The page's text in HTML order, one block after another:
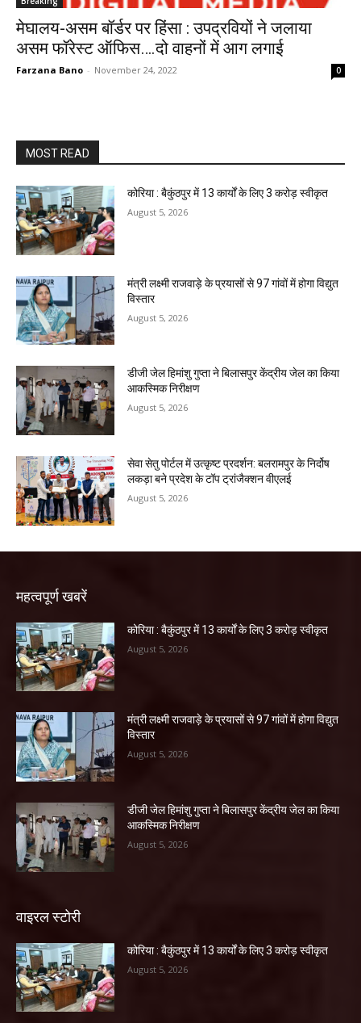
मेघालय-असम बॉर्डर पर हिंसा : उपद्रवियों ने जलाया
असम फॉरेस्ट ऑफिस….दो वाहनों में आग लगाई
Farzana Bano - November 24, 2022 0
MOST READ
कोरिया : बैकुंठपुर में 13 कार्यों के लिए 3 करोड़ स्वीकृत
August 5, 2026
मंत्री लक्ष्मी राजवाड़े के प्रयासों से 97 गांवों में होगा विद्युत
विस्तार
August 5, 2026
डीजी जेल हिमांशु गुप्ता ने बिलासपुर केंद्रीय जेल का किया
आकस्मिक निरीक्षण
August 5, 2026
सेवा सेतु पोर्टल में उत्कृष्ट प्रदर्शन: बलरामपुर के निर्दोष
लकड़ा बने प्रदेश के टॉप ट्रांजैक्शन वीएलई
August 5, 2026
महत्वपूर्ण खबरें
कोरिया : बैकुंठपुर में 13 कार्यों के लिए 3 करोड़ स्वीकृत
August 5, 2026
मंत्री लक्ष्मी राजवाड़े के प्रयासों से 97 गांवों में होगा विद्युत
विस्तार
August 5, 2026
डीजी जेल हिमांशु गुप्ता ने बिलासपुर केंद्रीय जेल का किया
आकस्मिक निरीक्षण
August 5, 2026
वाइरल स्टोरी
कोरिया : बैकुंठपुर में 13 कार्यों के लिए 3 करोड़ स्वीकृत
August 5, 2026